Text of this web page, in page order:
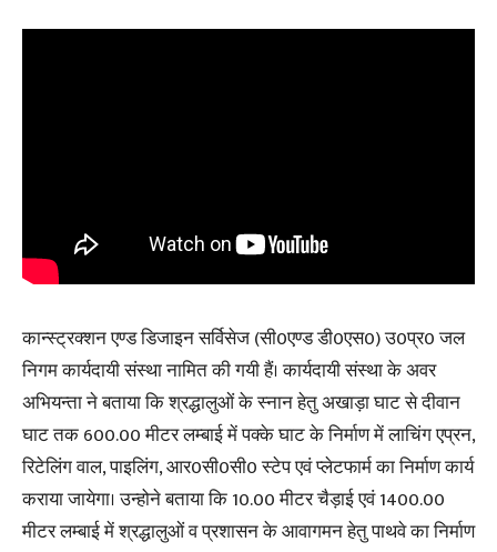
कान्स्ट्रक्शन एण्ड डिजाइन सर्विसेज (सी0एण्ड डी0एस0) उ0प्र0 जल
निगम कार्यदायी संस्था नामित की गयी हैं। कार्यदायी संस्था के अवर
अभियन्ता ने बताया कि श्रद्धालुओं के स्नान हेतु अखाड़ा घाट से दीवान
घाट तक 600.00 मीटर लम्बाई में पक्के घाट के निर्माण में लाचिंग एप्रन,
रिटेलिंग वाल, पाइलिंग, आर0सी0सी0 स्टेप एवं प्लेटफार्म का निर्माण कार्य
कराया जायेगा। उन्होने बताया कि 10.00 मीटर चैड़ाई एवं 1400.00
मीटर लम्बाई में श्रद्धालुओं व प्रशासन के आवागमन हेतु पाथवे का निर्माण